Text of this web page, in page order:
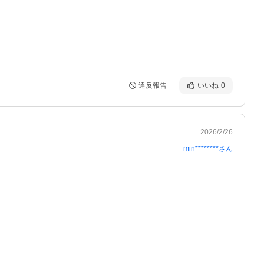
違反報告 いいね 0
2026/2/26
min********さん